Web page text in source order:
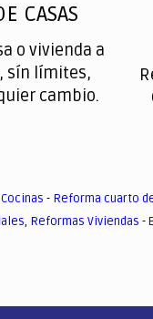
CASAS
o vivienda a
sín límites,
cambio.
- Reforma cuarto
, Reformas Viviendas -